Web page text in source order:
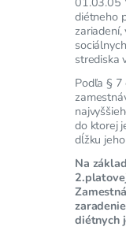
diétneho
zariadení,
strediska
Podľa §
do ktorej
dĺžku
Na
diétnych